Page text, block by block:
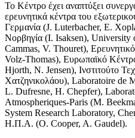
Το Κέντρο έχει αναπτύξει
ερευνητικά κέντρα του
Γερμανία (J. Luterbacher, E.
Νορβηγία (I. Isaksen), University
Cammas, V. Thouret),
Volz-Thomas), Ευρωπαϊκό
Hjorth, N. Jensen), Ινστιτούτο
Χατζηνικολάου), Laboratoire de
L. Dufresne, H. Chepfer),
Atmospheriques-Paris (M.
System Research Laboratory,
Η.Π.Α. (O. Cooper, A. Gaudel).